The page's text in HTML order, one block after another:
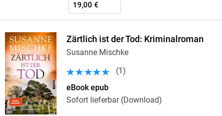
19,00 €
Zärtlich ist der Tod: Kriminalroman
Susanne Mischke
(1 )
eBook epub
Sofort lieferbar (Download)